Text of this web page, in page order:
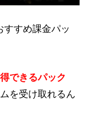
すすめ課金パッ
できるパック
を受け取れるん